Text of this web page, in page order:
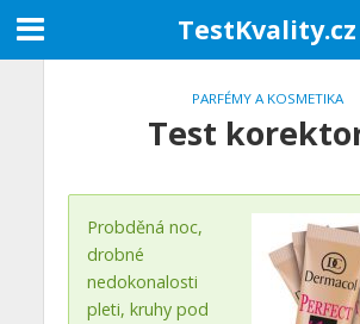
TestKvality.cz
PARFÉMY A KOSMETIKA
Test
Probděná noc,
drobné
nedokonalosti
pleti, kruhy pod